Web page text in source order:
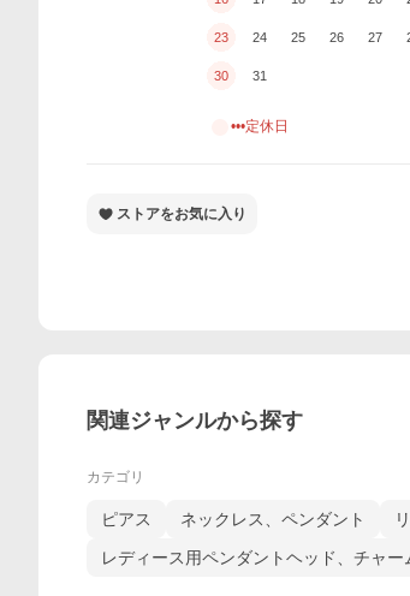
23 24 25 26 27
30 31
•••定休日
ストアをお気に入り
関連ジャンルから探す
カテゴリ
ピアス ネックレス、ペンダント
レディース用ペンダントヘッド、チャー